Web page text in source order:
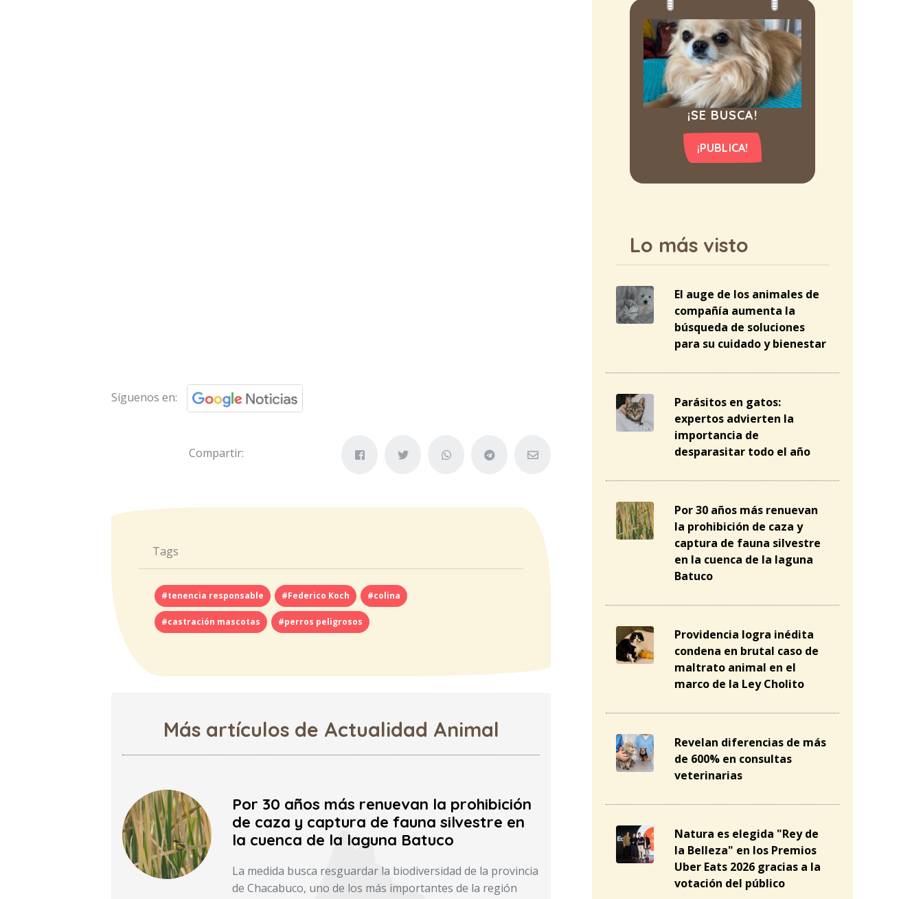
Síguenos en:
Compartir:
Tags
#tenencia responsable #Federico Koch #colina
#castración mascotas #perros peligrosos
Más artículos de Actualidad Animal
Por 30 años más renuevan la prohibición
de caza y captura de fauna silvestre en
la cuenca de la laguna Batuco
La medida busca resguardar la biodiversidad de la provincia
de Chacabuco, uno de los más importantes de la región
¡SE BUSCA!
¡PUBLICA!
Lo más visto
El auge de los animales de
compañía aumenta la
búsqueda de soluciones
para su cuidado y bienestar
Parásitos en gatos:
expertos advierten la
importancia de
desparasitar todo el año
Por 30 años más renuevan
la prohibición de caza y
captura de fauna silvestre
en la cuenca de la laguna
Batuco
Providencia logra inédita
condena en brutal caso de
maltrato animal en el
marco de la Ley Cholito
Revelan diferencias de más
de 600% en consultas
veterinarias
Natura es elegida "Rey de
la Belleza" en los Premios
Uber Eats 2026 gracias a la
votación del público